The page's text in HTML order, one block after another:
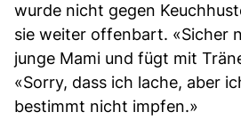
wurde nicht gegen
sie weiter offenbart. «Sicher
junge Mami und fügt mit
«Sorry, dass ich lache, aber
bestimmt nicht impfen.»